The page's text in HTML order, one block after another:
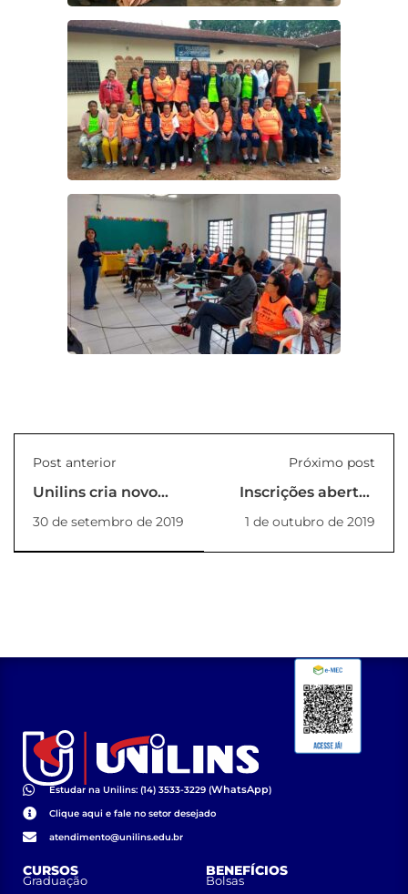
Post anterior
Unilins cria novo
espaço de
universitários
30 de setembro de 2019
Próximo post
Inscrições abertas
para o Grand Prix de
rolimãs Unilins
1 de outubro de 2019
Estudar na Unilins: (14) 3533-3229 (WhatsApp)
Clique aqui e fale no setor desejado
atendimento@unilins.edu.br
CURSOS
Graduação
BENEFÍCIOS
Bolsas